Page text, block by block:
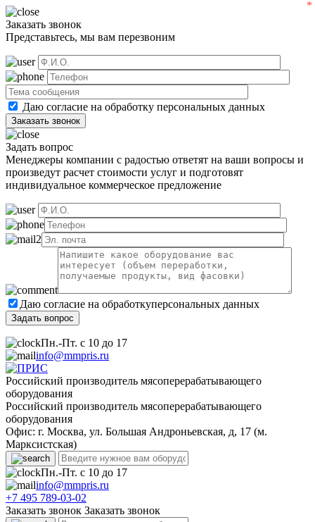
Заказать звонок
Представьтесь, мы вам перезвоним
Даю согласие на обработку персональных данных
Задать вопрос
Менеджеры компании с радостью ответят на ваши вопросы и
произведут расчет стоимости услуг и подготовят
индивидуальное коммерческое предложение
Даю согласие на обработкуперсональных данных
Пн.-Пт. с 10 до 17
info@mmpris.ru
Российский производитель мясоперерабатывающего
оборудования
Российский производитель мясоперерабатывающего
оборудования
Офис: г. Москва, ул. Большая Андроньевская, д, 17 (м.
Марксистская)
Пн.-Пт. с 10 до 17
info@mmpris.ru
+7 495 789-03-02
Заказать звонок Заказать звонок